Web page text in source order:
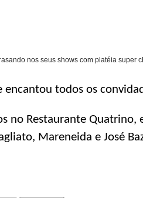
TV ZILDA
nos seus shows com platéia super
encantou todos os
no Restaurante
Mareneida e José